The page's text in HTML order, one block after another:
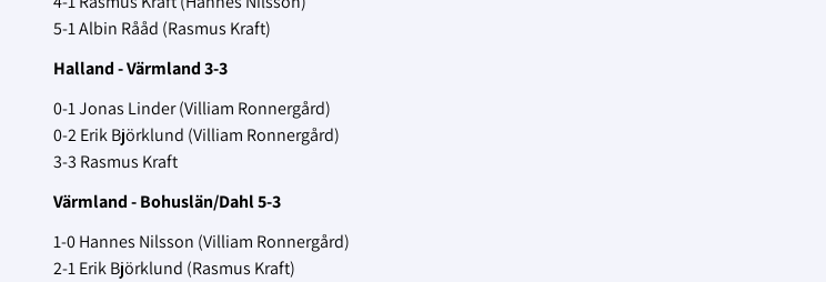
5-1 Albin Rååd (Rasmus Kraft)
Halland - Värmland 3-3
0-1 Jonas Linder (Villiam Ronnergård)
0-2 Erik Björklund (Villiam Ronnergård)
3-3 Rasmus Kraft
Värmland - Bohuslän/Dahl 5-3
1-0 Hannes Nilsson (Villiam Ronnergård)
2-1 Erik Björklund (Rasmus Kraft)